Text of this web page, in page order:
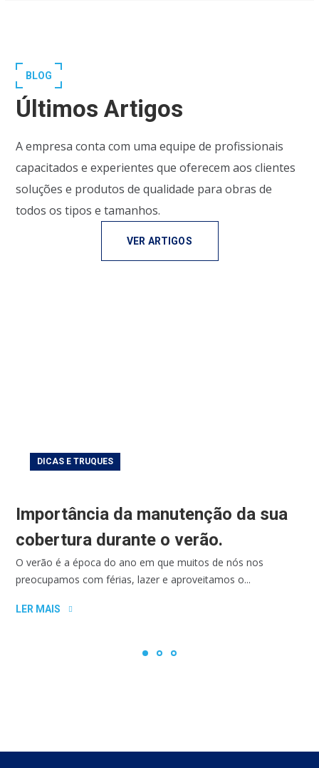
BLOG
Últimos Artigos
A empresa conta com uma equipe de profissionais
capacitados e experientes que oferecem aos clientes
soluções e produtos de qualidade para obras de
todos os tipos e tamanhos.
VER ARTIGOS
DICAS E TRUQUES
Importância da manutenção da sua
cobertura durante o verão.
O verão é a época do ano em que muitos de nós nos
preocupamos com férias, lazer e aproveitamos o...
LER MAIS